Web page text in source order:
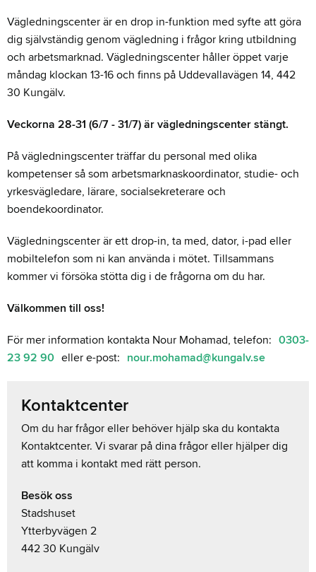
Vägledningscenter är en drop in-funktion med syfte att göra
dig självständig genom vägledning i frågor kring utbildning
och arbetsmarknad. Vägledningscenter håller öppet varje
måndag klockan 13-16 och finns på Uddevallavägen 14, 442
30 Kungälv.
Veckorna 28-31 (6/7 - 31/7) är vägledningscenter stängt.
På vägledningscenter träffar du personal med olika
kompetenser så som arbetsmarknaskoordinator, studie- och
yrkesvägledare, lärare, socialsekreterare och
boendekoordinator.
Vägledningscenter är ett drop-in, ta med, dator, i-pad eller
mobiltelefon som ni kan använda i mötet. Tillsammans
kommer vi försöka stötta dig i de frågorna om du har.
Välkommen till oss!
För mer information kontakta Nour Mohamad, telefon: 0303-
23 92 90 eller e-post: nour.mohamad@kungalv.se
Kontaktcenter
Om du har frågor eller behöver hjälp ska du kontakta
Kontaktcenter. Vi svarar på dina frågor eller hjälper dig
att komma i kontakt med rätt person.
Besök oss
Stadshuset
Ytterbyvägen 2
442 30 Kungälv